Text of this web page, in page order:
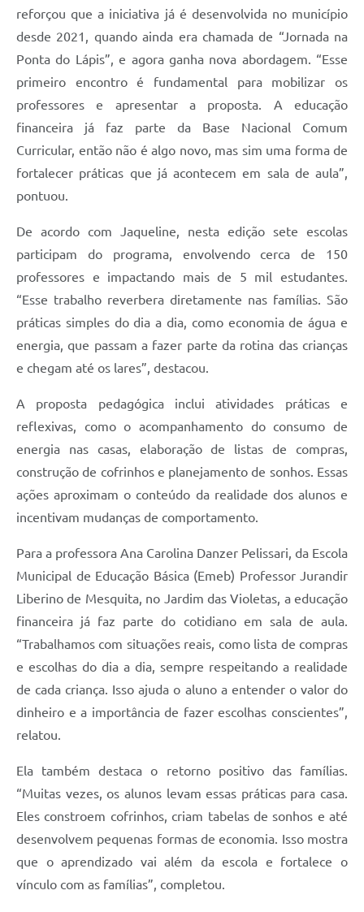
reforçou que a iniciativa já é desenvolvida no município
desde 2021, quando ainda era chamada de “Jornada na
Ponta do Lápis”, e agora ganha nova abordagem. “Esse
primeiro encontro é fundamental para mobilizar os
professores e apresentar a proposta. A educação
financeira já faz parte da Base Nacional Comum
Curricular, então não é algo novo, mas sim uma forma de
fortalecer práticas que já acontecem em sala de aula”,
pontuou.
De acordo com Jaqueline, nesta edição sete escolas
participam do programa, envolvendo cerca de 150
professores e impactando mais de 5 mil estudantes.
“Esse trabalho reverbera diretamente nas famílias. São
práticas simples do dia a dia, como economia de água e
energia, que passam a fazer parte da rotina das crianças
e chegam até os lares”, destacou.
A proposta pedagógica inclui atividades práticas e
reflexivas, como o acompanhamento do consumo de
energia nas casas, elaboração de listas de compras,
construção de cofrinhos e planejamento de sonhos. Essas
ações aproximam o conteúdo da realidade dos alunos e
incentivam mudanças de comportamento.
Para a professora Ana Carolina Danzer Pelissari, da Escola
Municipal de Educação Básica (Emeb) Professor Jurandir
Liberino de Mesquita, no Jardim das Violetas, a educação
financeira já faz parte do cotidiano em sala de aula.
“Trabalhamos com situações reais, como lista de compras
e escolhas do dia a dia, sempre respeitando a realidade
de cada criança. Isso ajuda o aluno a entender o valor do
dinheiro e a importância de fazer escolhas conscientes”,
relatou.
Ela também destaca o retorno positivo das famílias.
“Muitas vezes, os alunos levam essas práticas para casa.
Eles constroem cofrinhos, criam tabelas de sonhos e até
desenvolvem pequenas formas de economia. Isso mostra
que o aprendizado vai além da escola e fortalece o
vínculo com as famílias”, completou.